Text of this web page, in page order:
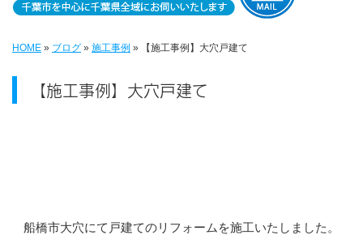
HOME » ブログ » 施工事例 » 【施工事例】大穴戸建て
【施工事例】大穴戸建て
船橋市大穴にて戸建てのリフォームを施工いたしました。